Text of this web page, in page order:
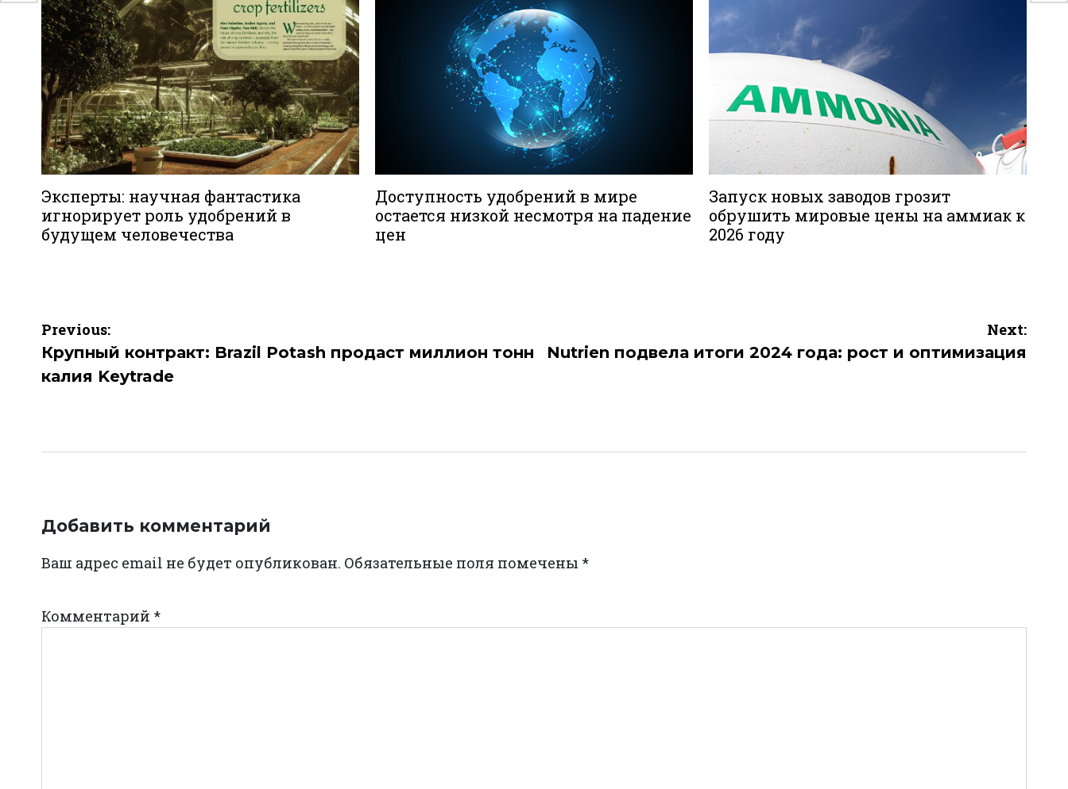
Эксперты: научная фантастика
игнорирует роль удобрений в
будущем человечества
Доступность удобрений в мире
остается низкой несмотря на падение
цен
Запуск новых заводов грозит
обрушить мировые цены на аммиак к
2026 году
Навигация
по
записям
Previous:
Крупный контракт: Brazil Potash продаст миллион тонн
калия Keytrade
Next:
Nutrien подвела итоги 2024 года: рост и оптимизация
Добавить комментарий
Ваш адрес email не будет опубликован. Обязательные поля помечены *
Комментарий *